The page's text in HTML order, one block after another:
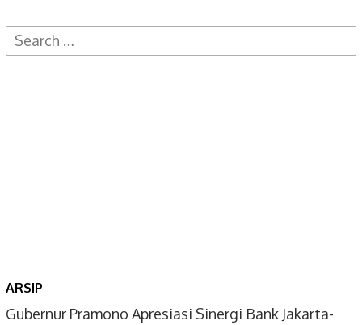
Search
for:
ARSIP
Gubernur Pramono Apresiasi Sinergi Bank Jakarta-